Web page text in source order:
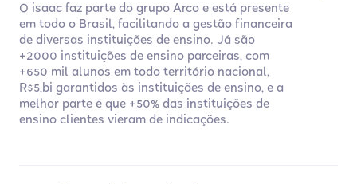
O isaac faz parte do grupo Arco e está presente
em todo o Brasil, facilitando a gestão financeira
de diversas instituições de ensino. Já são
+2000 instituições de ensino parceiras, com
+650 mil alunos em todo território nacional,
R$5,bi garantidos às instituições de ensino, e a
melhor parte é que +50% das instituições de
ensino clientes vieram de indicações.